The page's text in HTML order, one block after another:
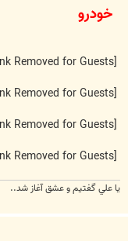
ت
خودرو
[External Link Removed for Guests]
[External Link Removed for Guests]
[External Link Removed for Guests]
[External Link Removed for Guests]
يا علي گفتيم و عشق آغاز شد..